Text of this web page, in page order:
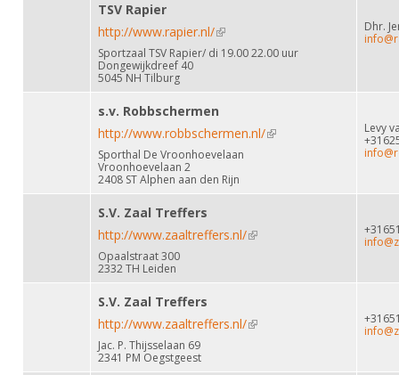
TSV Rapier
http://www.rapier.nl/(link is external)
Sportzaal TSV Rapier/ di 19.00 22.00 uur
Dongewijkdreef 40
5045 NH Tilburg
Dhr.
s.v. Robbschermen
http://www.robbschermen.nl/(link is external)
Sporthal De Vroonhoevelaan
Vroonhoevelaan 2
2408 ST Alphen aan den Rijn
Levy
S.V. Zaal Treffers
http://www.zaaltreffers.nl/(link is external)
Opaalstraat 300
2332 TH Leiden
S.V. Zaal Treffers
http://www.zaaltreffers.nl/(link is external)
Jac. P. Thijsselaan 69
2341 PM Oegstgeest